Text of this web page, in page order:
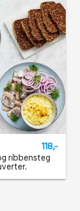
118,-
ribbensteg